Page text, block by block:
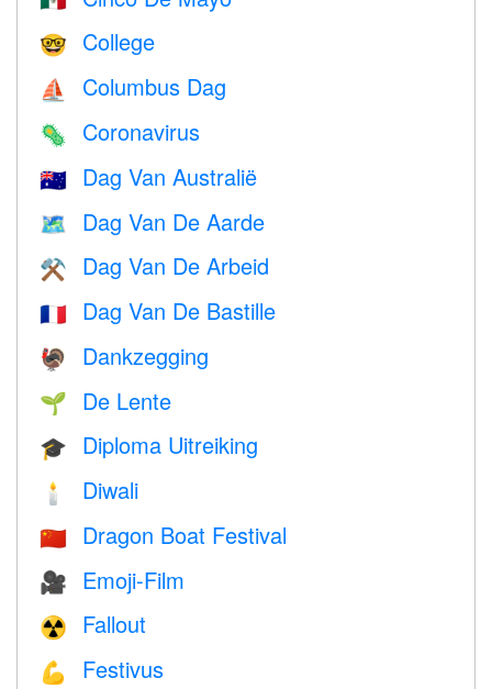
🤓 College
⛵️ Columbus Dag
🦠 Coronavirus
🇦🇺 Dag Van Australië
🗺️ Dag Van De Aarde
⚒️ Dag Van De Arbeid
🇫🇷 Dag Van De Bastille
🦃 Dankzegging
🌱 De Lente
🎓 Diploma Uitreiking
🕯 Diwali
🇨🇳 Dragon Boat Festival
🎥 Emoji-Film
☢️ Fallout
💪 Festivus